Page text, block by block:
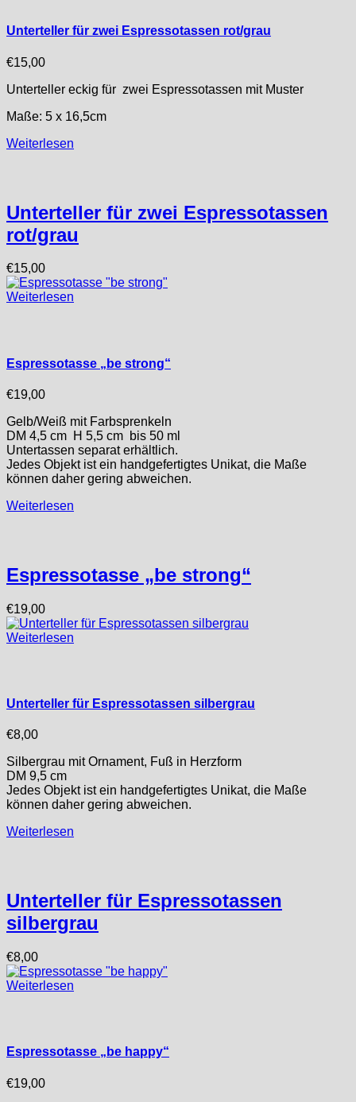
Unterteller für zwei Espressotassen rot/grau
€15,00
Unterteller eckig für zwei Espressotassen mit Muster
Maße: 5 x 16,5cm
Weiterlesen
Unterteller für zwei Espressotassen
rot/grau
€15,00
Weiterlesen
Espressotasse „be strong“
€19,00
Gelb/Weiß mit Farbsprenkeln
DM 4,5 cm H 5,5 cm bis 50 ml
Untertassen separat erhältlich.
Jedes Objekt ist ein handgefertigtes Unikat, die Maße
können daher gering abweichen.
Weiterlesen
Espressotasse „be strong“
€19,00
Weiterlesen
Unterteller für Espressotassen silbergrau
€8,00
Silbergrau mit Ornament, Fuß in Herzform
DM 9,5 cm
Jedes Objekt ist ein handgefertigtes Unikat, die Maße
können daher gering abweichen.
Weiterlesen
Unterteller für Espressotassen
silbergrau
€8,00
Weiterlesen
Espressotasse „be happy“
€19,00